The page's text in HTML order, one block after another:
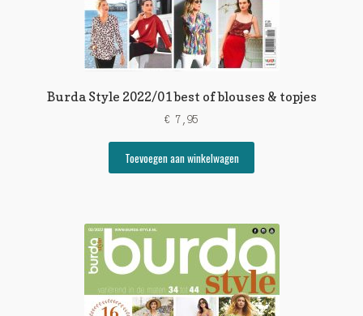
Burda Style 2022/01 best of blouses & topjes
€ 7,95
Toevoegen aan winkelwagen